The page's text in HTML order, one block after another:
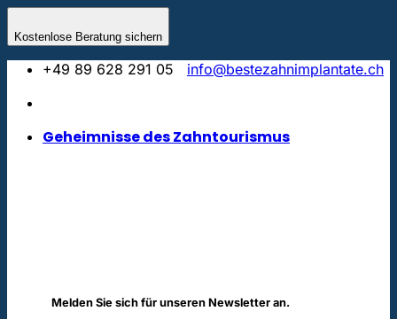
Kostenlose Beratung sichern
content
+49 89 628 291 05
info@bestezahnimplantate.ch
Geheimnisse des Zahntourismus
Melden Sie sich für unseren Newsletter an.